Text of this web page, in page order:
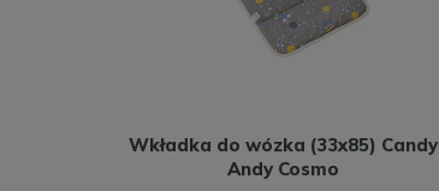
Wkładka do wózka (33x85) Candy
Andy Cosmo